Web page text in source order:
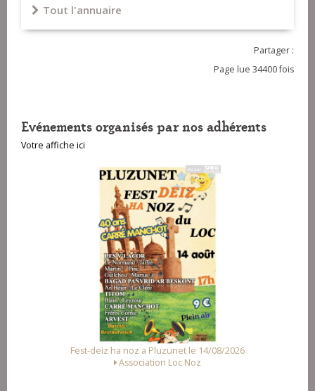
Tout l'annuaire
Partager :
Page lue 34400 fois
Evénements organisés par nos adhérents
Votre affiche ici
Fest Noz a Arzal le 15/08/2026
Alliance des Associations d'Arzal